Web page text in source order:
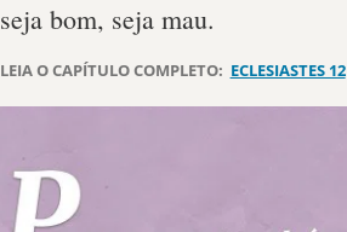
seja bom, seja mau.
LEIA O CAPÍTULO COMPLETO: ECLESIASTES 12